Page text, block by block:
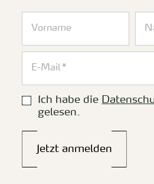
Ich habe die
gelesen.
Jetzt anmelden